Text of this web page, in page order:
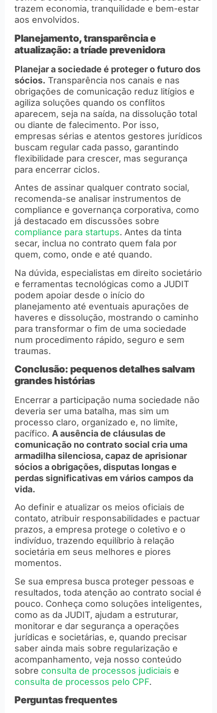
trazem economia, tranquilidade e bem-estar
aos envolvidos.
Planejamento, transparência e
atualização: a tríade prevenidora
Planejar a sociedade é proteger o futuro dos
sócios. Transparência nos canais e nas
obrigações de comunicação reduz litígios e
agiliza soluções quando os conflitos
aparecem, seja na saída, na dissolução total
ou diante de falecimento. Por isso,
empresas sérias e atentos gestores jurídicos
buscam regular cada passo, garantindo
flexibilidade para crescer, mas segurança
para encerrar ciclos.
Antes de assinar qualquer contrato social,
recomenda-se analisar instrumentos de
compliance e governança corporativa, como
já destacado em discussões sobre
compliance para startups. Antes da tinta
secar, inclua no contrato quem fala por
quem, como, onde e até quando.
Na dúvida, especialistas em direito societário
e ferramentas tecnológicas como a JUDIT
podem apoiar desde o início do
planejamento até eventuais apurações de
haveres e dissolução, mostrando o caminho
para transformar o fim de uma sociedade
num procedimento rápido, seguro e sem
traumas.
Conclusão: pequenos detalhes salvam
grandes histórias
Encerrar a participação numa sociedade não
deveria ser uma batalha, mas sim um
processo claro, organizado e, no limite,
pacífico. A ausência de cláusulas de
comunicação no contrato social cria uma
armadilha silenciosa, capaz de aprisionar
sócios a obrigações, disputas longas e
perdas significativas em vários campos da
vida.
Ao definir e atualizar os meios oficiais de
contato, atribuir responsabilidades e pactuar
prazos, a empresa protege o coletivo e o
indivíduo, trazendo equilíbrio à relação
societária em seus melhores e piores
momentos.
Se sua empresa busca proteger pessoas e
resultados, toda atenção ao contrato social é
pouco. Conheça como soluções inteligentes,
como as da JUDIT, ajudam a estruturar,
monitorar e dar segurança a operações
jurídicas e societárias, e, quando precisar
saber ainda mais sobre regularização e
acompanhamento, veja nosso conteúdo
sobre consulta de processos judiciais e
consulta de processos pelo CPF.
Perguntas frequentes